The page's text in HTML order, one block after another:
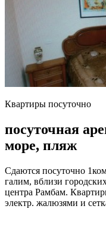
Квартиры посуточно
посуточная
море, пляж
Сдаются посуточно
галим, вблизи
центра Рамбам.
электр. жалюзями и